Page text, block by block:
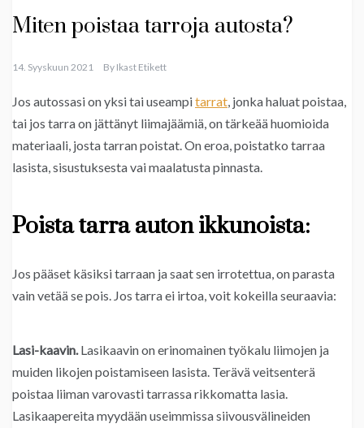
Miten poistaa tarroja autosta?
14. Syyskuun 2021 By Ikast Etikett
Jos autossasi on yksi tai useampitarrat , jonka haluat poistaa,
tai jos tarra on jättänyt liimajäämiä, on tärkeää huomioida
materiaali, josta tarran poistat. On eroa, poistatko tarraa
lasista, sisustuksesta vai maalatusta pinnasta.
Poista tarra auton ikkunoista:
Jos pääset käsiksi tarraan ja saat sen irrotettua, on parasta
vain vetää se pois. Jos tarra ei irtoa, voit kokeilla seuraavia:
Lasi-kaavin. Lasikaavin on erinomainen työkalu liimojen ja
muiden likojen poistamiseen lasista. Terävä veitsenterä
poistaa liiman varovasti tarrassa rikkomatta lasia.
Lasikaapereita myydään useimmissa siivousvälineiden